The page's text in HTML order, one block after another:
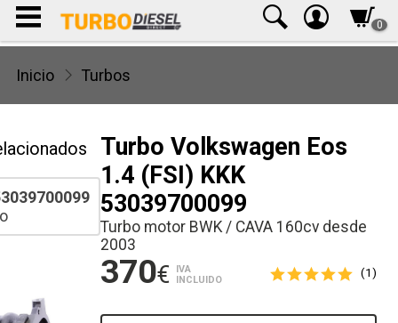
0
Inicio Turbos
Turbo Volkswagen Eos
1.4 (FSI) KKK
53039700099
Turbo motor BWK / CAVA 160cv desde
2003
370€
IVA
INCLUIDO
(1)